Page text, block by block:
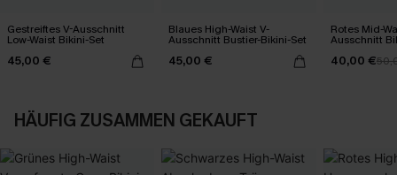
Gestreiftes V-Ausschnitt
Low-Waist Bikini-Set
45,00 €
Blaues High-Waist V-
Ausschnitt Bustier-Bikini-Set
45,00 €
Rotes Mid-
Ausschnitt
40,00 €
HÄUFIG ZUSAMMEN GEKAUFT